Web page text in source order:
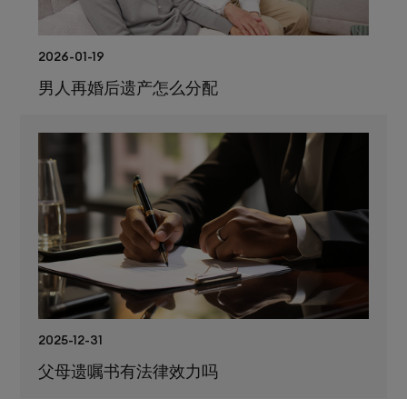
2026-01-19
男人再婚后遗产怎么分配
2025-12-31
父母遗嘱书有法律效力吗